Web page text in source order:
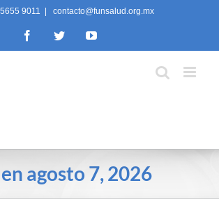
9011 contacto@funsalud.org.mx
FacebookTwitterYouTube
agosto 7, 2026